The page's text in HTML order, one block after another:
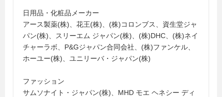
日用品・化粧品メーカー
アース製薬(株)、花王(株)、(株)コロンブス、資生堂ジャ
パン(株)、スリーエム ジャパン(株)、(株)DHC、(株)ネイ
チャーラボ、P&Gジャパン合同会社、(株)ファンケル、
ホーユー(株)、ユニリーバ・ジャパン(株)
ファッション
サムソナイト・ジャパン(株)、MHD モエ ヘネシー ディ